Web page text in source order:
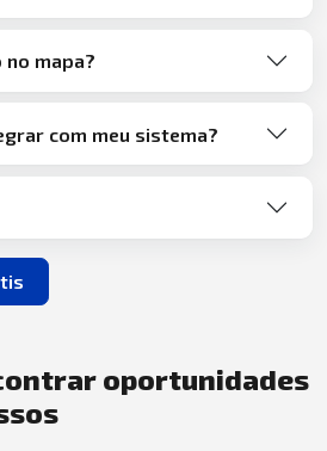
no mapa?
com meu sistema?
oportunidades